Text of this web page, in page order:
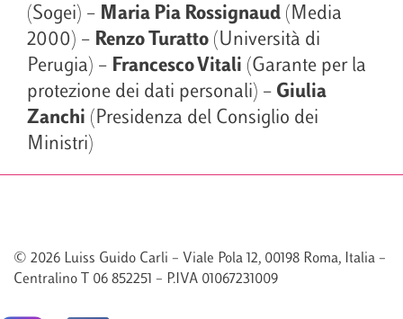
(Sogei) – Maria Pia Rossignaud (Media
2000) – Renzo Turatto (Università di
Perugia) – Francesco Vitali (Garante per la
protezione dei dati personali) – Giulia
Zanchi (Presidenza del Consiglio dei
Ministri)
© 2026 Luiss Guido Carli – Viale Pola 12, 00198 Roma, Italia –
Centralino T 06 852251 – P.IVA 01067231009